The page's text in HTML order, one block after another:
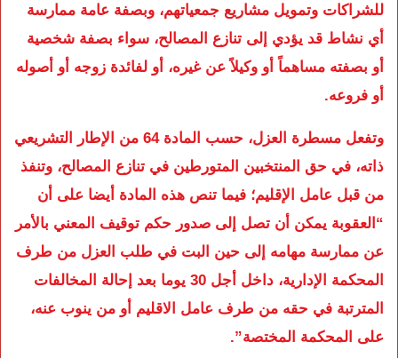
للشراكات وتمويل مشاريع جمعياتهم، وبصفة عامة ممارسة
أي نشاط قد يؤدي إلى تنازع المصالح، سواء بصفة شخصية
أو بصفته مساهماً أو وكيلاً عن غيره، أو لفائدة زوجه أو أصوله
أو فروعه.
وتفعل مسطرة العزل، حسب المادة 64 من الإطار التشريعي
ذاته، في حق المنتخبين المتورطين في تنازع المصالح، وتنفذ
من قبل عامل الإقليم؛ فيما تنص هذه المادة أيضا على أن
“العقوبة يمكن أن تصل إلى صدور حكم توقيف المعني بالأمر
عن ممارسة مهامه إلى حين البت في طلب العزل من طرف
المحكمة الإدارية، داخل أجل 30 يوما بعد إحالة المخالفات
المترتبة في حقه من طرف عامل الاقليم أو من ينوب عنه،
على المحكمة المختصة”.